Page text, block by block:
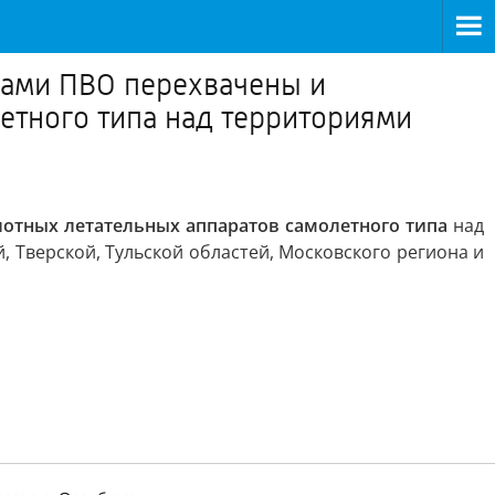
ПВО перехвачены и
типа над территориями
летательных аппаратов самолетного типа над
Тульской областей, Московского региона и